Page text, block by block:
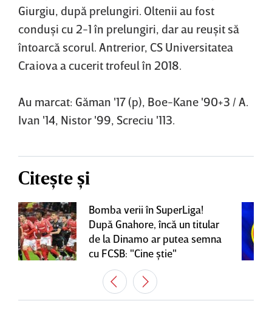
Giurgiu, după prelungiri. Oltenii au fost
conduşi cu 2-1 în prelungiri, dar au reuşit să
întoarcă scorul. Antrerior, CS Universitatea
Craiova a cucerit trofeul în 2018.
Au marcat: Găman '17 (p), Boe-Kane '90+3 / A.
Ivan '14, Nistor '99, Screciu '113.
Citește și
Bomba verii în SuperLiga!
După Gnahore, încă un titular
de la Dinamo ar putea semna
cu FCSB: "Cine ştie"